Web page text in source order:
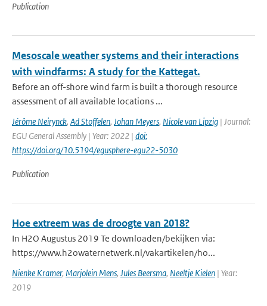
Publication
Mesoscale weather systems and their interactions
with windfarms: A study for the Kattegat.
Before an off-shore wind farm is built a thorough resource
assessment of all available locations ...
Jérôme Neirynck, Ad Stoffelen, Johan Meyers, Nicole van Lipzig | Journal:
EGU General Assembly | Year: 2022 | doi:
https://doi.org/10.5194/egusphere-egu22-5030
Publication
Hoe extreem was de droogte van 2018?
In H2O Augustus 2019 Te downloaden/bekijken via:
https://www.h2owaternetwerk.nl/vakartikelen/ho...
Nienke Kramer, Marjolein Mens, Jules Beersma, Neeltje Kielen | Year:
2019